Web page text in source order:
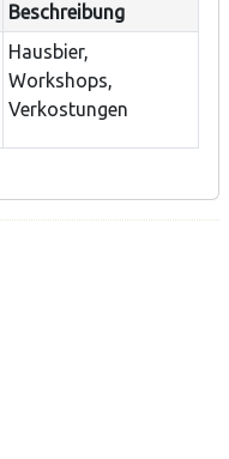
Beschreibung
Hausbier,
Workshops,
Verkostungen